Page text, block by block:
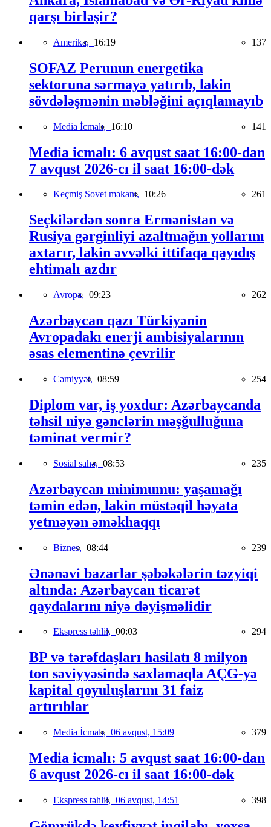
qarşı birləşir?
Amerika, 16:19 137
SOFAZ Perunun energetika
sektoruna sərmayə yatırıb, lakin
sövdələşmənin məbləğini açıqlamayıb
Media İcmalı, 16:10 141
Media icmalı: 6 avqust saat 16:00-dan
7 avqust 2026-cı il saat 16:00-dək
Keçmiş Sovet məkanı, 10:26 261
Seçkilərdən sonra Ermənistan və
Rusiya gərginliyi azaltmağın yollarını
axtarır, lakin əvvəlki ittifaqa qayıdış
ehtimalı azdır
Avropa, 09:23 262
Azərbaycan qazı Türkiyənin
Avropadakı enerji ambisiyalarının
əsas elementinə çevrilir
Cəmiyyət, 08:59 254
Diplom var, iş yoxdur: Azərbaycanda
təhsil niyə gənclərin məşğulluğuna
təminat vermir?
Sosial sahə, 08:53 235
Azərbaycan minimumu: yaşamağı
təmin edən, lakin müstəqil həyata
yetməyən əməkhaqqı
Biznes, 08:44 239
Ənənəvi bazarlar şəbəkələrin təzyiqi
altında: Azərbaycan ticarət
qaydalarını niyə dəyişməlidir
Ekspress təhlil, 00:03 294
BP və tərəfdaşları hasilatı 8 milyon
ton səviyyəsində saxlamaqla AÇG-yə
kapital qoyuluşlarını 31 faiz
artırıblar
Media İcmalı, 06 avqust, 15:09 379
Media icmalı: 5 avqust saat 16:00-dan
6 avqust 2026-cı il saat 16:00-dək
Ekspress təhlil, 06 avqust, 14:51 398